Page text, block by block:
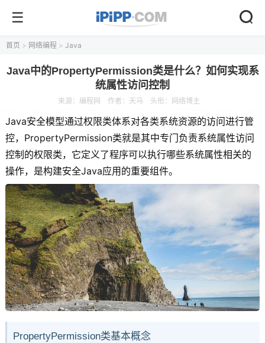
首页 > 网络编程 > Java
Java中的PropertyPermission类是什么？如何实现系
统属性访问控制
来源： 编程网 作者：天马 头衔：网络博主
Java安全模型通过权限类体系对各类系统资源的访问进行管
控，PropertyPermission类就是其中专门负责系统属性访问
控制的权限类，它定义了程序可以执行哪些系统属性相关的
操作，是构建安全Java应用的重要组件。
PropertyPermission类基本概念